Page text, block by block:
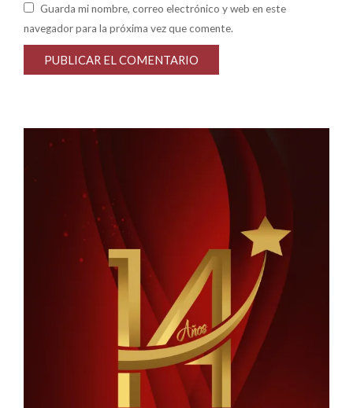
Guarda mi nombre, correo electrónico y web en este
navegador para la próxima vez que comente.